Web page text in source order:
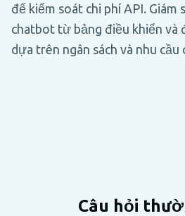
để kiểm soát chi phí API. Giám
chatbot từ bảng điều khiển và
dựa trên ngân sách và nhu cầu
Câu hỏi